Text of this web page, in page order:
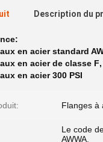
Description du
en acier standard
en acier de classe F,
en acier 300 PSI
Flanges à
Le code
AWWA.